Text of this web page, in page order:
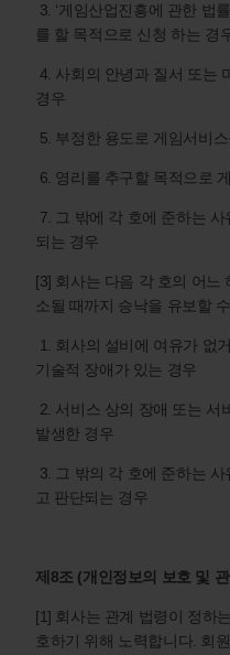
3. ‘게임산업진흥에 관한 법
를 할 목적으로 신청 하는 경
4. 사회의 안녕과 질서 또는
경우
5. 부정한 용도로 게임서비
6. 영리를 추구할 목적으로
7. 그 밖에 각 호에 준하는
되는 경우
[3] 회사는 다음 각 호의 어느
소될 때까지 승낙을 유보할
1. 회사의 설비에 여유가 없
기술적 장애가 있는 경우
2. 서비스 상의 장애 또는 서
발생한 경우
3. 그 밖의 각 호에 준하는
고 판단되는 경우
제8조 (개인정보의 보호 및
[1] 회사는 관계 법령이 정하
호하기 위해 노력합니다. 회